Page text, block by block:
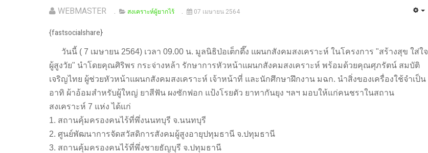
WEBMASTER สงเคราะห์ผู้ยากไร้ 07 เมษายน 2564
{fastsocialshare}
วันนี้ ( 7 เมษายน 2564) เวลา 09.00 น. มูลนิธิป่อเต็กตึ๊ง แผนกสังคมสงเคราะห์ ในโครงการ "สร้างสุข ใส่ใจ
ผู้สูงวัย" นำโดยคุณศิริพร กระจ่างหล้า รักษาการหัวหน้าแผนกสังคมสงเคราะห์ พร้อมด้วยคุณศุภรัตน์ สมบัติ
เจริญไทย ผู้ช่วยหัวหน้าแผนกสังคมสงเคราะห์ เจ้าหน้าที่ และนักศึกษาฝึกงาน มฉก. นำสิ่งของเครื่องใช้จำเป็น
อาทิ ผ้าอ้อมสำหรับผู้ใหญ่ ยาสีฟัน ผงซักฟอก แป้งโรยตัว ยาทากันยุง ฯลฯ มอบให้แก่คนชราในสถาน
สงเคราะห์ 7 แห่ง ได้แก่
1. สถานคุ้มครองคนไร้ที่พึ่งนนทบุรี จ.นนทบุรี
2. ศูนย์พัฒนาการจัดสวัสดิการสังคมผู้สูงอายุปทุมธานี จ.ปทุมธานี
3. สถานคุ้มครองคนไร้ที่พึ่งชายธัญบุรี จ.ปทุมธานี